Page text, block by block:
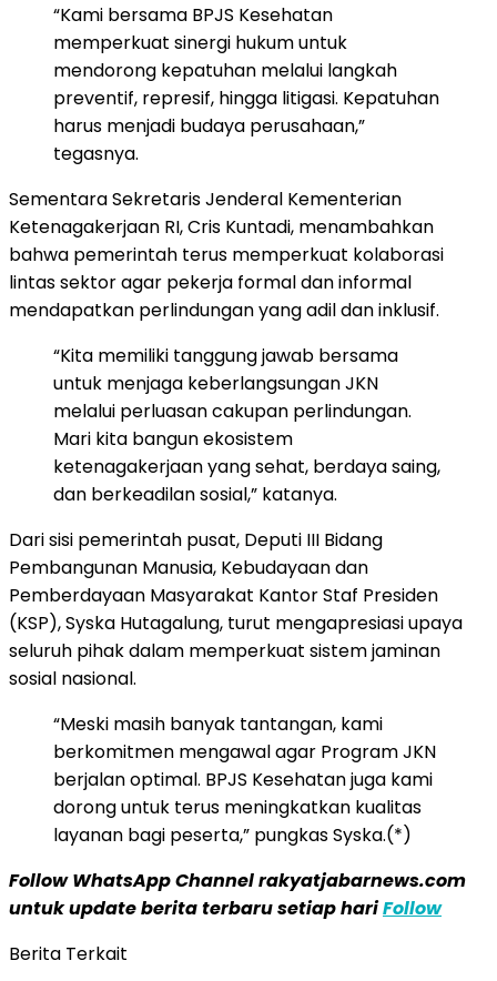
“Kami bersama BPJS Kesehatan
memperkuat sinergi hukum untuk
mendorong kepatuhan melalui langkah
preventif, represif, hingga litigasi. Kepatuhan
harus menjadi budaya perusahaan,”
tegasnya.
Sementara Sekretaris Jenderal Kementerian
Ketenagakerjaan RI, Cris Kuntadi, menambahkan
bahwa pemerintah terus memperkuat kolaborasi
lintas sektor agar pekerja formal dan informal
mendapatkan perlindungan yang adil dan inklusif.
“Kita memiliki tanggung jawab bersama
untuk menjaga keberlangsungan JKN
melalui perluasan cakupan perlindungan.
Mari kita bangun ekosistem
ketenagakerjaan yang sehat, berdaya saing,
dan berkeadilan sosial,” katanya.
Dari sisi pemerintah pusat, Deputi III Bidang
Pembangunan Manusia, Kebudayaan dan
Pemberdayaan Masyarakat Kantor Staf Presiden
(KSP), Syska Hutagalung, turut mengapresiasi upaya
seluruh pihak dalam memperkuat sistem jaminan
sosial nasional.
“Meski masih banyak tantangan, kami
berkomitmen mengawal agar Program JKN
berjalan optimal. BPJS Kesehatan juga kami
dorong untuk terus meningkatkan kualitas
layanan bagi peserta,” pungkas Syska.(*)
Follow WhatsApp Channel rakyatjabarnews.com
untuk update berita terbaru setiap hariFollow
Berita Terkait